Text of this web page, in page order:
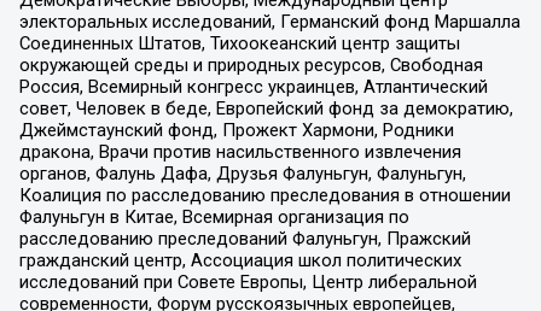
электоральных исследований, Германский фонд Маршалла
Соединенных Штатов, Тихоокеанский центр защиты
окружающей среды и природных ресурсов, Свободная
Россия, Всемирный конгресс украинцев, Атлантический
совет, Человек в беде, Европейский фонд за демократию,
Джеймстаунский фонд, Прожект Хармони, Родники
дракона, Врачи против насильственного извлечения
органов, Фалунь Дафа, Друзья Фалуньгун, Фалуньгун,
Коалиция по расследованию преследования в отношении
Фалуньгун в Китае, Всемирная организация по
расследованию преследований Фалуньгун, Пражский
гражданский центр, Ассоциация школ политических
исследований при Совете Европы, Центр либеральной
современности, Форум русскоязычных европейцев,